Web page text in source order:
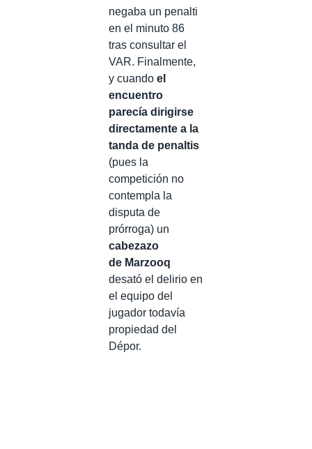
negaba un penalti
en el minuto 86
tras consultar el
VAR. Finalmente,
y cuando el
encuentro
parecía dirigirse
directamente a la
tanda de penaltis
(pues la
competición no
contempla la
disputa de
prórroga) un
cabezazo
de Marzooq
desató el delirio en
el equipo del
jugador todavía
propiedad del
Dépor.